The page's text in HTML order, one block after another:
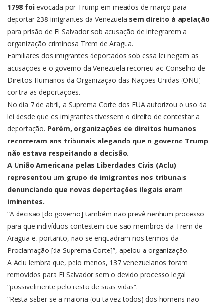
1798 foi evocada por Trump em meados de março para
deportar 238 imigrantes da Venezuela sem direito à apelação
para prisão de El Salvador sob acusação de integrarem a
organização criminosa Trem de Aragua.
Familiares dos imigrantes deportados sob essa lei negam as
acusações e o governo da Venezuela recorreu ao Conselho de
Direitos Humanos da Organização das Nações Unidas (ONU)
contra as deportações.
No dia 7 de abril, a Suprema Corte dos EUA autorizou o uso da
lei desde que os imigrantes tivessem o direito de contestar a
deportação. Porém, organizações de direitos humanos
recorreram aos tribunais alegando que o governo Trump
não estava respeitando a decisão.
A União Americana pelas Liberdades Civis (Aclu)
representou um grupo de imigrantes nos tribunais
denunciando que novas deportações ilegais eram
iminentes.
“A decisão [do governo] também não prevê nenhum processo
para que indivíduos contestem que são membros da Trem de
Aragua e, portanto, não se enquadram nos termos da
Proclamação [da Suprema Corte]”, apelou a organização.
A Aclu lembra que, pelo menos, 137 venezuelanos foram
removidos para El Salvador sem o devido processo legal
“possivelmente pelo resto de suas vidas”.
“Resta saber se a maioria (ou talvez todos) dos homens não